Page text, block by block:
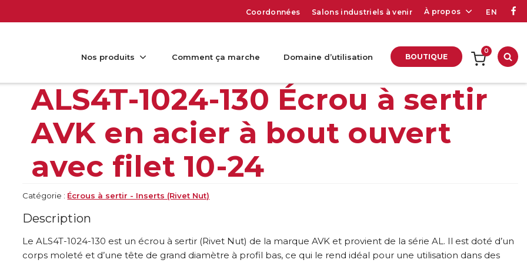
Coordonnées Salons industriels à venir À propos EN
Nos produits Comment ça marche Domaine d’utilisation BOUTIQUE
0
ALS4T-1024-130 Écrou à sertir
AVK en acier à bout ouvert
avec filet 10-24
Catégorie : Écrous à sertir - Inserts (Rivet Nut)
Description
Le ALS4T-1024-130 est un écrou à sertir (Rivet Nut) de la marque AVK et provient de la série AL. Il est doté d’un
corps moleté et d’une tête de grand diamètre à profil bas, ce qui le rend idéal pour une utilisation dans des